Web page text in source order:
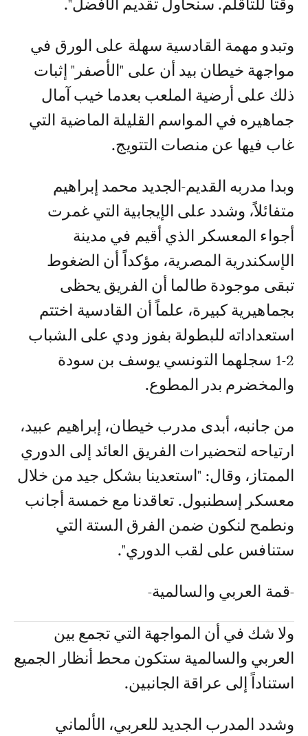
وقتاً للتأقلم. سنحاول تقديم الأفضل".
وتبدو مهمة القادسية سهلة على الورق في
مواجهة خيطان بيد أن على "الأصفر" إثبات
ذلك على أرضية الملعب بعدما خيب آمال
جماهيره في المواسم القليلة الماضية التي
غاب فيها عن منصات التتويج.
وبدا مدربه القديم-الجديد محمد إبراهيم
متفائلاً، وشدد على الإيجابية التي غمرت
أجواء المعسكر الذي أقيم في مدينة
الإسكندرية المصرية، مؤكداً أن الضغوط
تبقى موجودة طالما أن الفريق يحظى
بجماهيرية كبيرة، علماً أن القادسية اختتم
استعداداته للبطولة بفوز ودي على الشباب
2-1 سجلهما التونسي يوسف بن سودة
والمخضرم بدر المطوع.
من جانبه، أبدى مدرب خيطان، إبراهيم عبيد،
ارتياحه لتحضيرات الفريق العائد إلى الدوري
الممتاز، وقال: "استعدينا بشكل جيد من خلال
معسكر إسطنبول. تعاقدنا مع خمسة أجانب
ونطمح لنكون ضمن الفرق الستة التي
ستنافس على لقب الدوري".
-قمة العربي والسالمية-
ولا شك في أن المواجهة التي تجمع بين
العربي والسالمية ستكون محط أنظار الجميع
استناداً إلى عراقة الجانبين.
وشدد المدرب الجديد للعربي، الألماني